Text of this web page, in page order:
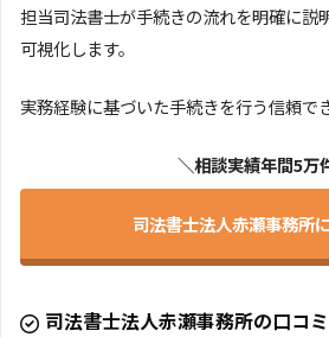
担当司法書士が手続きの流れを明確に説
可視化します。
実務経験に基づいた手続きを行う信頼で
＼相談実績年間5万
司法書士法人赤瀬事務所
司法書士法人赤瀬事務所の口コミ